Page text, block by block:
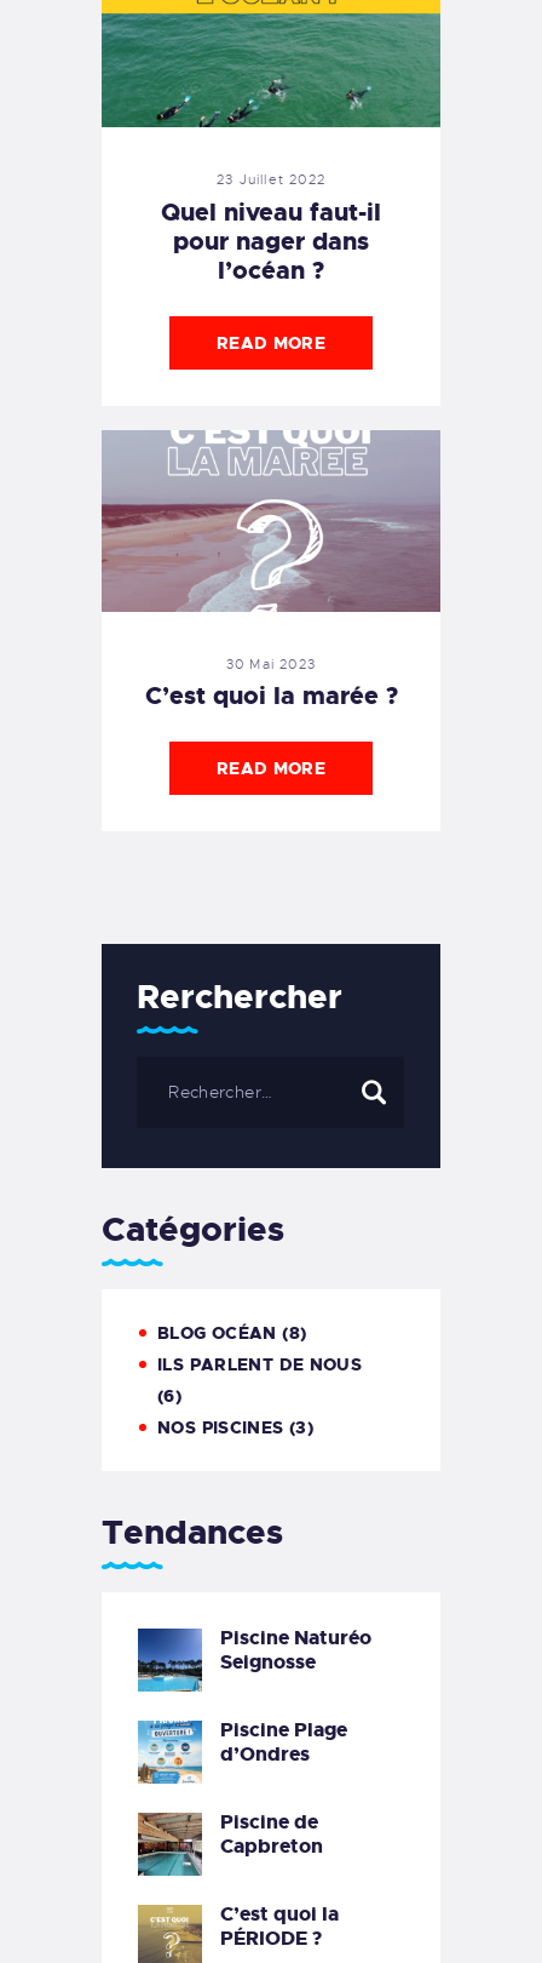
23 Juillet 2022
Quel niveau faut-il
pour nager dans
l’océan ?
READ MORE
30 Mai 2023
C’est quoi la marée ?
READ MORE
Rerchercher
Catégories
BLOG OCÉAN (8)
ILS PARLENT DE NOUS
(6)
NOS PISCINES (3)
Tendances
Piscine Naturéo
Seignosse
Piscine Plage
d’Ondres
Piscine de
Capbreton
C’est quoi la
PÉRIODE ?